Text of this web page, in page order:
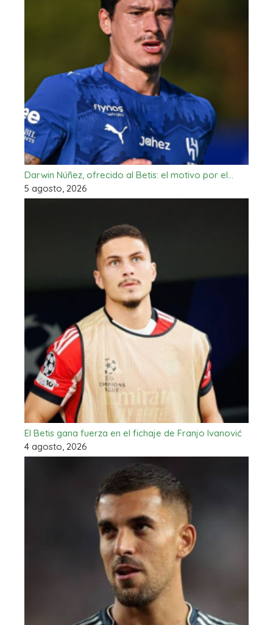
Darwin Núñez, ofrecido al Betis: el motivo por el…
5 agosto, 2026
El Betis gana fuerza en el fichaje de Franjo Ivanović
4 agosto, 2026